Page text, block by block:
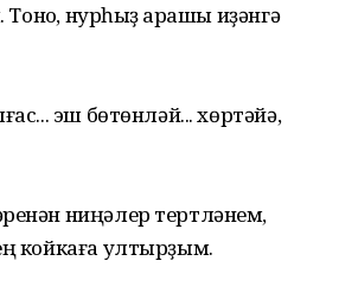
Тоноҡ, нурһыҙ ҡарашы иҙәнгә
эш бөтөнләй... хөртәйә,
ниңәлер тертләнем,
койкаға ултырҙым.